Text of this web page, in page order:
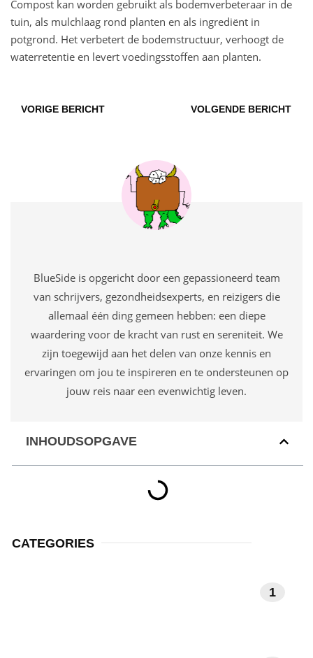
Compost kan worden gebruikt als bodemverbeteraar in de
tuin, als mulchlaag rond planten en als ingrediënt in
potgrond. Het verbetert de bodemstructuur, verhoogt de
waterretentie en levert voedingsstoffen aan planten.
VORIGE BERICHT VOLGENDE BERICHT
BlueSide is opgericht door een gepassioneerd team
van schrijvers, gezondheidsexperts, en reizigers die
allemaal één ding gemeen hebben: een diepe
waardering voor de kracht van rust en sereniteit. We
zijn toegewijd aan het delen van onze kennis en
ervaringen om jou te inspireren en te ondersteunen op
jouw reis naar een evenwichtig leven.
INHOUDSOPGAVE
CATEGORIES
1